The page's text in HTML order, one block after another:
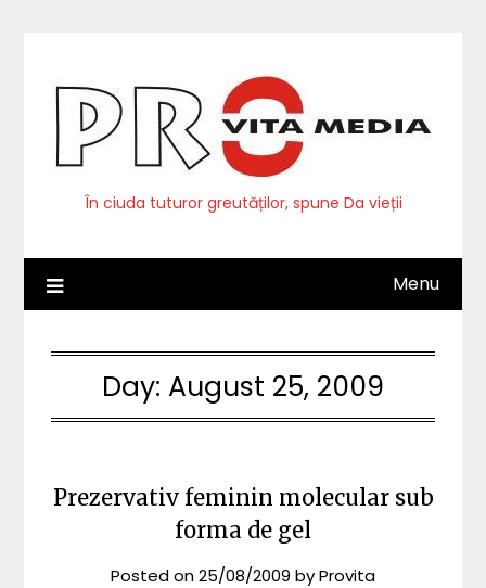
În ciuda tuturor greutăților, spune Da vieții
Menu
Day: August 25, 2009
Prezervativ feminin molecular sub
forma de gel
Posted on25/08/2009 byProvita